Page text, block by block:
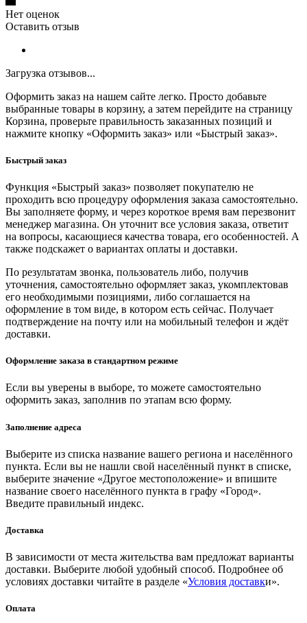
Нет оценок
Оставить отзыв
Загрузка отзывов...
Оформить заказ на нашем сайте легко. Просто добавьте
выбранные товары в корзину, а затем перейдите на страницу
Корзина, проверьте правильность заказанных позиций и
нажмите кнопку «Оформить заказ» или «Быстрый заказ».
Быстрый заказ
Функция «Быстрый заказ» позволяет покупателю не
проходить всю процедуру оформления заказа самостоятельно.
Вы заполняете форму, и через короткое время вам перезвонит
менеджер магазина. Он уточнит все условия заказа, ответит
на вопросы, касающиеся качества товара, его особенностей. А
также подскажет о вариантах оплаты и доставки.
По результатам звонка, пользователь либо, получив
уточнения, самостоятельно оформляет заказ, укомплектовав
его необходимыми позициями, либо соглашается на
оформление в том виде, в котором есть сейчас. Получает
подтверждение на почту или на мобильный телефон и ждёт
доставки.
Оформление заказа в стандартном режиме
Если вы уверены в выборе, то можете самостоятельно
оформить заказ, заполнив по этапам всю форму.
Заполнение адреса
Выберите из списка название вашего региона и населённого
пункта. Если вы не нашли свой населённый пункт в списке,
выберите значение «Другое местоположение» и впишите
название своего населённого пункта в графу «Город».
Введите правильный индекс.
Доставка
В зависимости от места жительства вам предложат варианты
доставки. Выберите любой удобный способ. Подробнее об
условиях доставки читайте в разделе «Условия доставки».
Оплата